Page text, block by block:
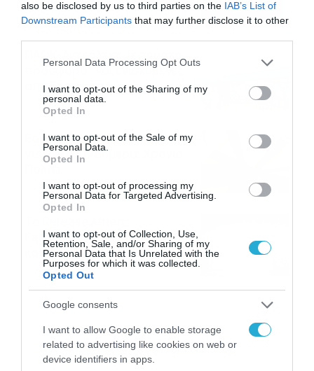
also be disclosed by us to third parties on the IAB’s List of
Downstream Participants that may further disclose it to other
Please note that this website/app uses one or more Google
not limited to your visit or usage behaviour. You may click to
grant or deny consent to Google and its third-party tags to
use your data for below specified purposes in below Google
consent section.
Personal Data Processing Opt Outs
I want to opt-out of the Sharing of my
personal data.
Opted In
I want to opt-out of the Sale of my
Personal Data.
Opted In
I want to opt-out of processing my
Personal Data for Targeted Advertising.
Opted In
I want to opt-out of Collection, Use,
Retention, Sale, and/or Sharing of my
Personal Data that Is Unrelated with the
Purposes for which it was collected.
Opted Out
Google consents
I want to allow Google to enable storage
related to advertising like cookies on web or
device identifiers in apps.
06/08/2026 22:00
ΠΑΟΚ-Άντερλεχτ με σούπερ
προσφορά* και ενισχυμένες
αποδόσεις από
το Pamestoixima.gr
06/08/2026 14:02
Εορτολόγιο 6-8: Ποιοι
γιορτάζουν σήμερα; Χρόνια
Πολλά…
06/08/2026 08:05
Festival 2026 άφησε τις
καλύτερες μουσικές
αναμνήσεις
05/08/2026 21:23